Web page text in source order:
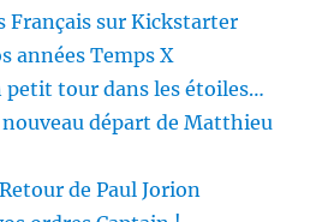
Français sur Kickstarter
années Temps X
petit tour dans les étoiles…
départ de Matthieu
de Paul Jorion